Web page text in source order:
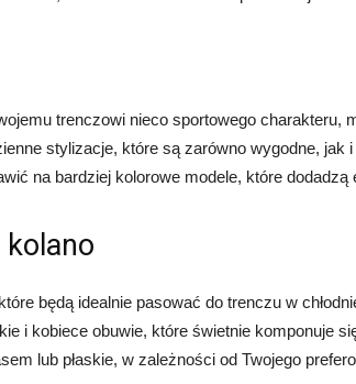
trenczowi nieco sportowego charakteru,
stylizacje, które są zarówno wygodne,
na bardziej kolorowe modele, które dodadzą
kolano
będą idealnie pasować do trenczu w
i kobiece obuwie, które świetnie komponuje
lub płaskie, w zależności od Twojego